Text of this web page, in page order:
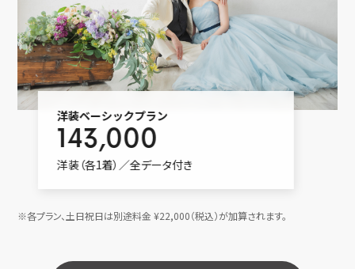
洋装ベーシックプラン
143,000
洋装（各1着）／全データ付き
※各プラン、土日祝日は別途料金 ¥22,000（税込）が加算されます。